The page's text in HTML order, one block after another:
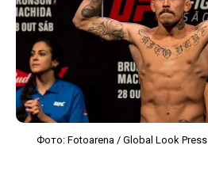
Фото: Fotoarena / Global Look Press